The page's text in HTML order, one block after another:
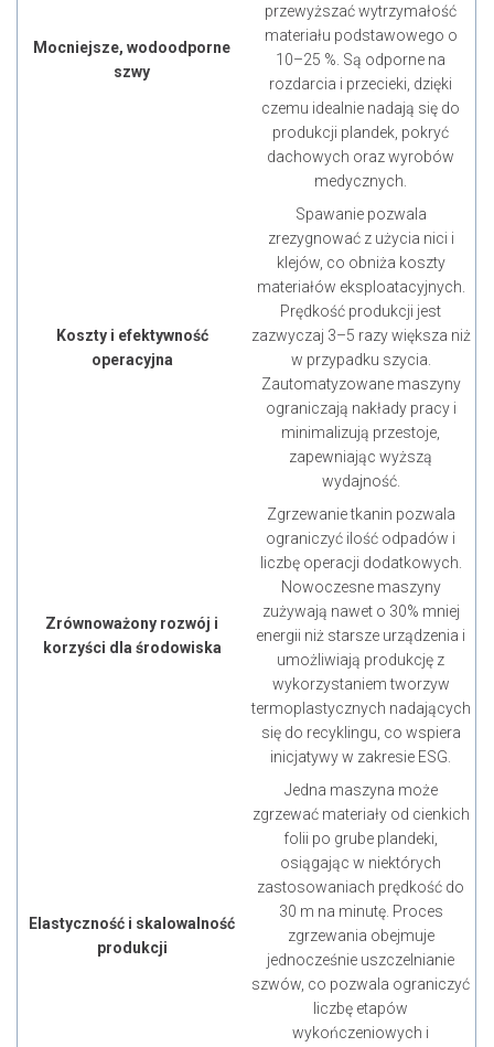
Mocniejsze, wodoodporne
szwy
przewyższać wytrzymałość
materiału podstawowego o
10–25 %. Są odporne na
rozdarcia i przecieki, dzięki
czemu idealnie nadają się do
produkcji plandek, pokryć
dachowych oraz wyrobów
medycznych.
Koszty i efektywność
operacyjna
Spawanie pozwala
zrezygnować z użycia nici i
klejów, co obniża koszty
materiałów eksploatacyjnych.
Prędkość produkcji jest
zazwyczaj 3–5 razy większa niż
w przypadku szycia.
Zautomatyzowane maszyny
ograniczają nakłady pracy i
minimalizują przestoje,
zapewniając wyższą
wydajność.
Zrównoważony rozwój i
korzyści dla środowiska
Zgrzewanie tkanin pozwala
ograniczyć ilość odpadów i
liczbę operacji dodatkowych.
Nowoczesne maszyny
zużywają nawet o 30% mniej
energii niż starsze urządzenia i
umożliwiają produkcję z
wykorzystaniem tworzyw
termoplastycznych nadających
się do recyklingu, co wspiera
inicjatywy w zakresie ESG.
Elastyczność i skalowalność
produkcji
Jedna maszyna może
zgrzewać materiały od cienkich
folii po grube plandeki,
osiągając w niektórych
zastosowaniach prędkość do
30 m na minutę. Proces
zgrzewania obejmuje
jednocześnie uszczelnianie
szwów, co pozwala ograniczyć
liczbę etapów
wykończeniowych i